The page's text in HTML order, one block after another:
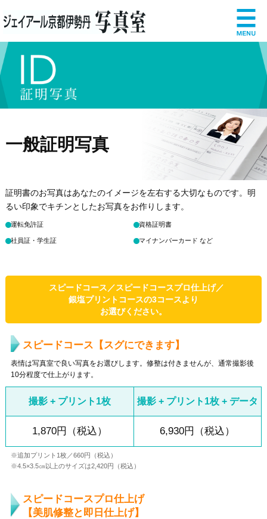
一般証明写真
証明書のお写真はあなたのイメージを左右する大切なものです。 明
るい印象でキチンとしたお写真をお作りします。
運転免許証 資格証明書
社員証・学生証 マイナンバーカード など
スピードコース／スピードコースプロ仕上げ／
銀塩プリントコースの3コースより
お選びください。
スピードコース【スグにできます】
表情は写真室で良い写真をお選びします。修整は付きませんが、通常撮影後
10分程度で仕上がります。
撮影 + プリント1枚 撮影 + プリント1枚 + データ
1,870円（税込） 6,930円（税込）
※追加プリント1枚／660円（税込）
※4.5×3.5㎝以上のサイズは2,420円（税込）
スピードコースプロ仕上げ
【美肌修整と即日仕上げ】